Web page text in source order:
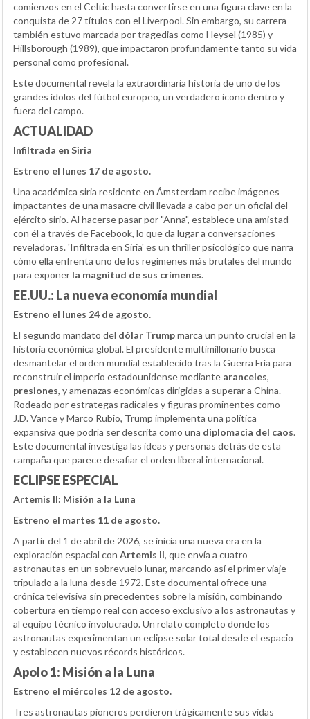
comienzos en el Celtic hasta convertirse en una figura clave en la
conquista de 27 títulos con el Liverpool. Sin embargo, su carrera
también estuvo marcada por tragedias como Heysel (1985) y
Hillsborough (1989), que impactaron profundamente tanto su vida
personal como profesional.
Este documental revela la extraordinaria historia de uno de los
grandes ídolos del fútbol europeo, un verdadero icono dentro y
fuera del campo.
ACTUALIDAD
Infiltrada en Siria
Estreno el lunes 17 de agosto.
Una académica siria residente en Ámsterdam recibe imágenes
impactantes de una masacre civil llevada a cabo por un oficial del
ejército sirio. Al hacerse pasar por "Anna", establece una amistad
con él a través de Facebook, lo que da lugar a conversaciones
reveladoras. 'Infiltrada en Siria' es un thriller psicológico que narra
cómo ella enfrenta uno de los regímenes más brutales del mundo
para exponer la magnitud de sus crímenes.
EE.UU.: La nueva economía mundial
Estreno el lunes 24 de agosto.
El segundo mandato del dólar Trumpmarca un punto crucial en la
historia económica global. El presidente multimillonario busca
desmantelar el orden mundial establecido tras la Guerra Fría para
reconstruir el imperio estadounidense mediante aranceles,
presiones, y amenazas económicas dirigidas a superar a China.
Rodeado por estrategas radicales y figuras prominentes como
J.D. Vance y Marco Rubio, Trump implementa una política
expansiva que podría ser descrita como una diplomacia del caos.
Este documental investiga las ideas y personas detrás de esta
campaña que parece desafiar el orden liberal internacional.
ECLIPSE ESPECIAL
Artemis II: Misión a la Luna
Estreno el martes 11 de agosto.
A partir del 1 de abril de 2026, se inicia una nueva era en la
exploración espacial con Artemis II, que envía a cuatro
astronautas en un sobrevuelo lunar, marcando así el primer viaje
tripulado a la luna desde 1972. Este documental ofrece una
crónica televisiva sin precedentes sobre la misión, combinando
cobertura en tiempo real con acceso exclusivo a los astronautas y
al equipo técnico involucrado. Un relato completo donde los
astronautas experimentan un eclipse solar total desde el espacio
y establecen nuevos récords históricos.
Apolo 1: Misión a la Luna
Estreno el miércoles 12 de agosto.
Tres astronautas pioneros perdieron trágicamente sus vidas